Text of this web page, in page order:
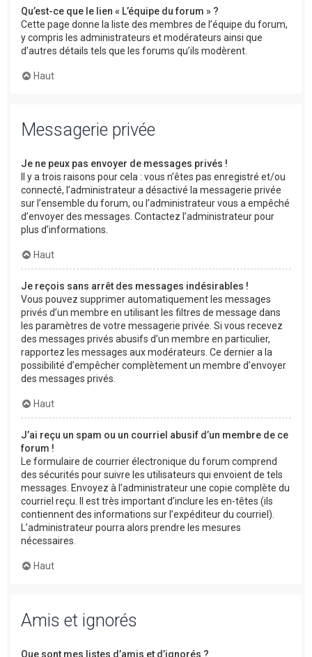
Qu’est-ce que le lien « L’équipe du forum » ?
Cette page donne la liste des membres de l’équipe du forum,
y compris les administrateurs et modérateurs ainsi que
d’autres détails tels que les forums qu’ils modèrent.
Haut
Messagerie privée
Je ne peux pas envoyer de messages privés !
Il y a trois raisons pour cela : vous n’êtes pas enregistré et/ou
connecté, l’administrateur a désactivé la messagerie privée
sur l’ensemble du forum, ou l’administrateur vous a empêché
d’envoyer des messages. Contactez l’administrateur pour
plus d’informations.
Haut
Je reçois sans arrêt des messages indésirables !
Vous pouvez supprimer automatiquement les messages
privés d’un membre en utilisant les filtres de message dans
les paramètres de votre messagerie privée. Si vous recevez
des messages privés abusifs d’un membre en particulier,
rapportez les messages aux modérateurs. Ce dernier a la
possibilité d’empêcher complètement un membre d’envoyer
des messages privés.
Haut
J’ai reçu un spam ou un courriel abusif d’un membre de ce
forum !
Le formulaire de courrier électronique du forum comprend
des sécurités pour suivre les utilisateurs qui envoient de tels
messages. Envoyez à l’administrateur une copie complète du
courriel reçu. Il est très important d’inclure les en-têtes (ils
contiennent des informations sur l’expéditeur du courriel).
L’administrateur pourra alors prendre les mesures
nécessaires.
Haut
Amis et ignorés
Que sont mes listes d’amis et d’ignorés ?